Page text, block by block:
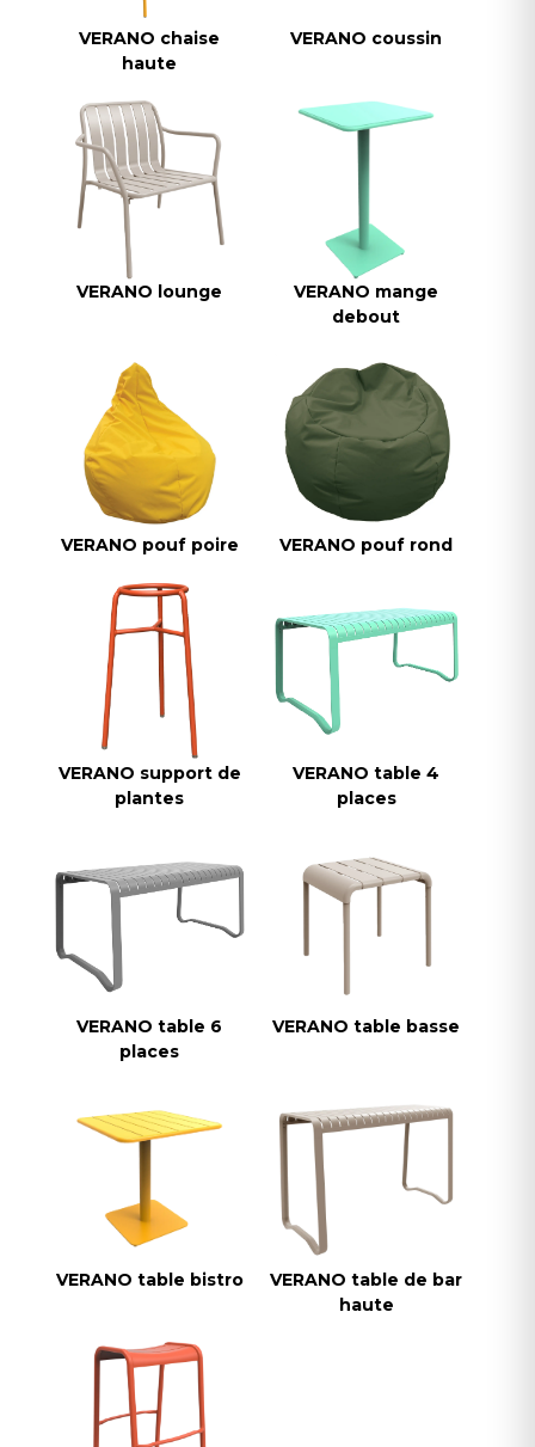
VERANO chaise
haute
VERANO coussin
VERANO lounge
VERANO mange
debout
VERANO pouf poire VERANO pouf rond
VERANO support de
plantes
VERANO table 4
places
VERANO table 6
places
VERANO table basse
VERANO table bistro
VERANO table de bar
haute